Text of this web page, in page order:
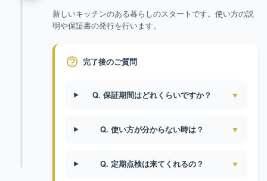
新しいキッチンのある暮らしのスタートです。使い方の説
明や保証書の発行を行います。
完了後のご質問
Q. 保証期間はどれくらいですか？ ▼
Q. 使い方が分からない時は？ ▼
Q. 定期点検は来てくれるの？ ▼